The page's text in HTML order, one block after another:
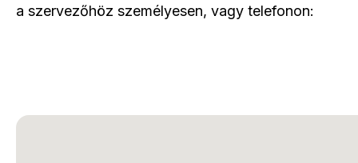
a szervezőhöz személyesen, vagy telefonon: